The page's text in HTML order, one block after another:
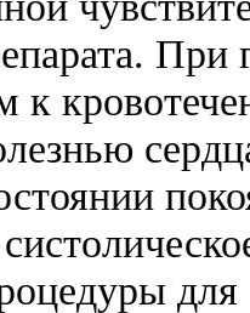
При
к